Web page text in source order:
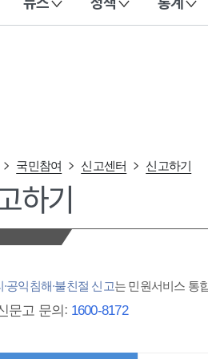
민국 공식 전자정부 누리집입니다.
국민참여 신고센터 신고하기
하기
공익침해·불친절 신고는 민원서비스 통
문고 문의: 1600-8172